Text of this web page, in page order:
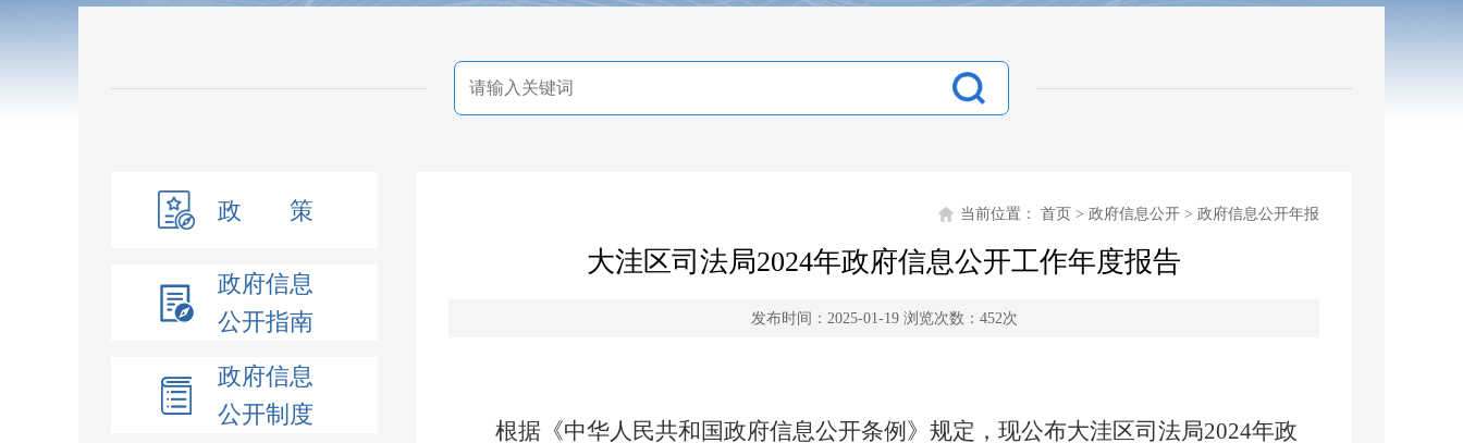
政 策
政府信息
公开指南
政府信息
公开制度
当前位置： 首页 > 政府信息公开 > 政府信息公开年报
大洼区司法局2024年政府信息公开工作年度报告
发布时间：2025-01-19 浏览次数： 452次
根据《中华人民共和国政府信息公开条例》规定，现公布大洼区司法局2024年政